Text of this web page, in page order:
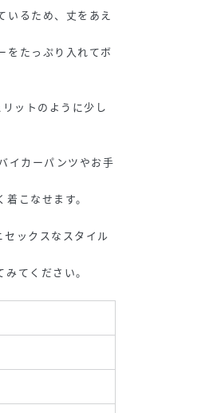
いるため、丈をあえ
をたっぷり入れてボ
ットのように少し
イカーパンツやお手
こなせます。
ックスなスタイル
てください。